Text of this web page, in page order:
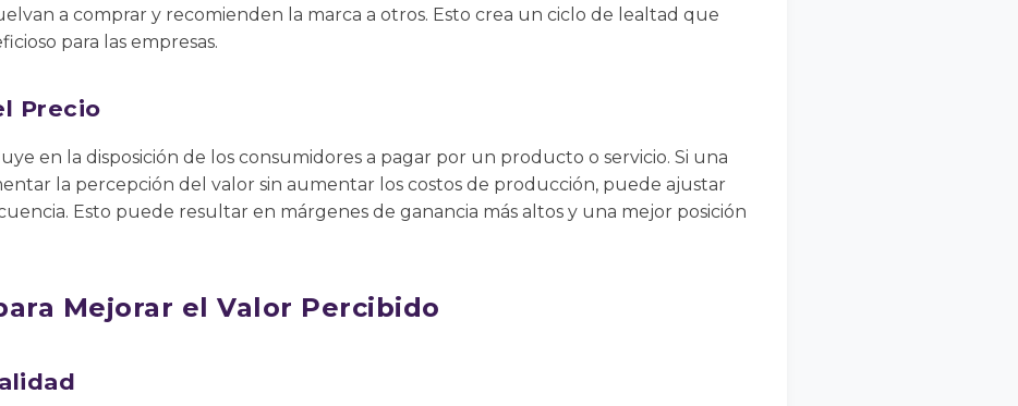
a comprar y recomienden la marca a otros. Esto crea un ciclo de lealtad que
para las empresas.
Precio
en la disposición de los consumidores a pagar por un producto o servicio. Si una
la percepción del valor sin aumentar los costos de producción, puede ajustar
Esto puede resultar en márgenes de ganancia más altos y una mejor posición
Mejorar el Valor Percibido